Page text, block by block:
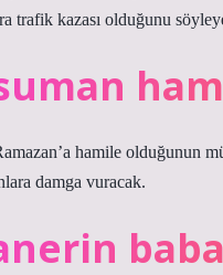
trafik kazası olduğunu
hamile olduğunun
damga vuracak.